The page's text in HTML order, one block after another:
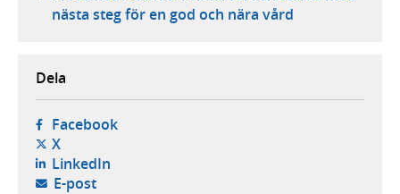
nästa steg för en god och nära vård
Dela
Facebook- öppnas i ny flik, extern webbplats,
X- öppnas i ny flik, extern webbplats,
LinkedIn- öppnas i ny flik, extern webbplats,
E-post- öppnar din e-postklient,